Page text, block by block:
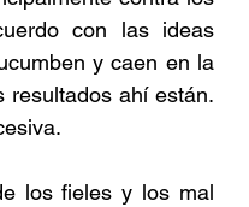
con las ideas
y caen en la
resultados ahí están.
los fieles y los mal